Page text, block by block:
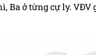
Ba ở từng cự ly. VĐV